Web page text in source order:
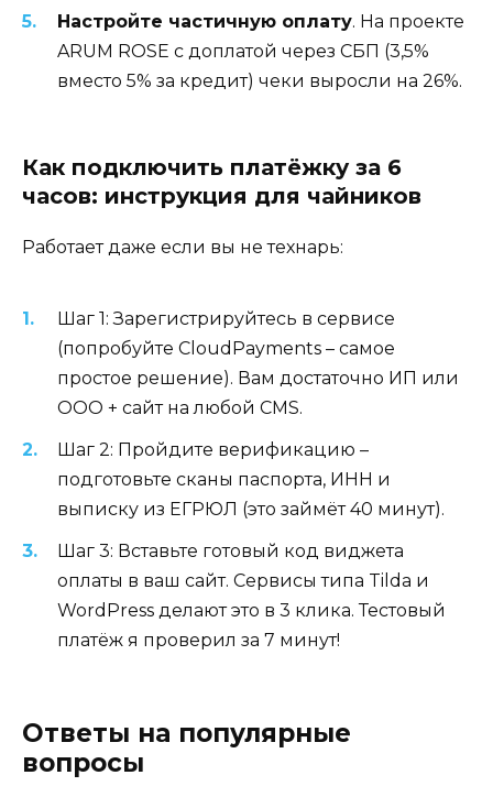
Настройте частичную оплату. На проекте
ARUM ROSE с доплатой через СБП (3,5%
вместо 5% за кредит) чеки выросли на 26%.
Как подключить платёжку за 6
часов: инструкция для чайников
Работает даже если вы не технарь:
Шаг 1: Зарегистрируйтесь в сервисе
(попробуйте CloudPayments – самое
простое решение). Вам достаточно ИП или
ООО + сайт на любой CMS.
Шаг 2: Пройдите верификацию –
подготовьте сканы паспорта, ИНН и
выписку из ЕГРЮЛ (это займёт 40 минут).
Шаг 3: Вставьте готовый код виджета
оплаты в ваш сайт. Сервисы типа Tilda и
WordPress делают это в 3 клика. Тестовый
платёж я проверил за 7 минут!
Ответы на популярные
вопросы